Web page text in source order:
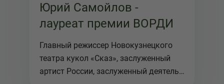
Юрий Самойлов -
лауреат премии ВОРДИ
Главный режиссер Новокузнецкого
театра кукол «Сказ», заслуженный
артист России, заслуженный деятель